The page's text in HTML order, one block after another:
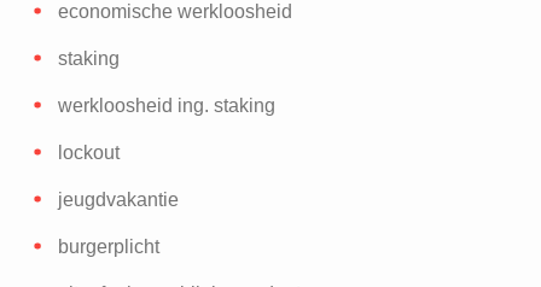
economische werkloosheid
staking
werkloosheid ing. staking
lockout
jeugdvakantie
burgerplicht